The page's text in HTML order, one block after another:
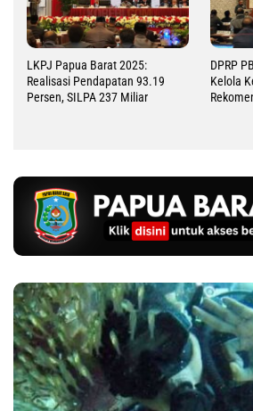
LKPJ Papua Barat 2025:
Realisasi Pendapatan 93.19
Persen, SILPA 237 Miliar
DPRP
Kelola